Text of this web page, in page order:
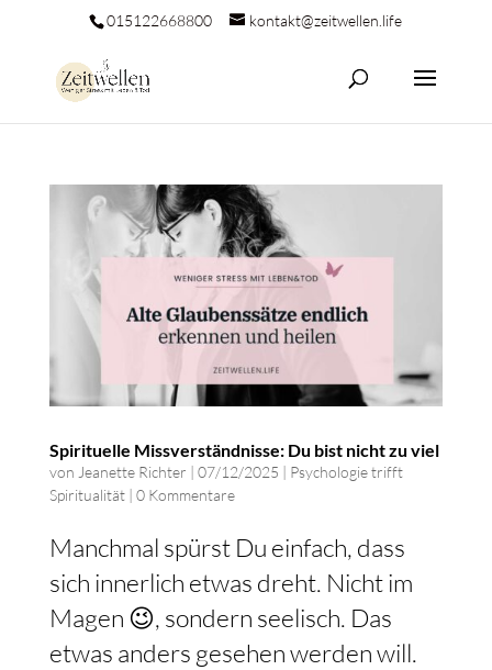
015122668800 kontakt@zeitwellen.life
Spirituelle Missverständnisse: Du bist nicht zu viel
von Jeanette Richter | 07/12/2025 | Psychologie trifft
Spiritualität| 0 Kommentare
Manchmal spürst Du einfach, dass
sich innerlich etwas dreht. Nicht im
Magen 😉, sondern seelisch. Das
etwas anders gesehen werden will.